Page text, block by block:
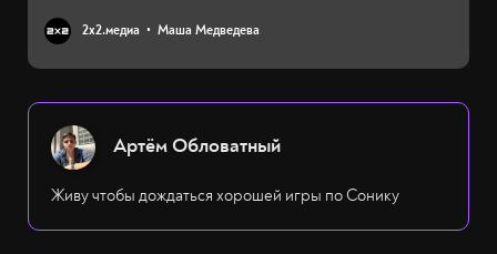
2х2.медиа Маша Медведева
Артём Обловатный
Живу чтобы дождаться хорошей игры по Сонику